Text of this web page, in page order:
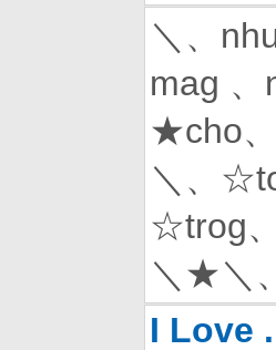
＼、
mag
★cho
＼、
☆trog
＼★＼
I Love